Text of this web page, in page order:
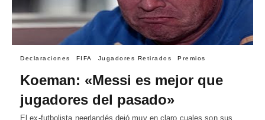
Declaraciones FIFA Jugadores Retirados Premios
Koeman: «Messi es mejor que
jugadores del pasado»
El ex-futbolista neerlandés dejó muy en claro cuales son sus